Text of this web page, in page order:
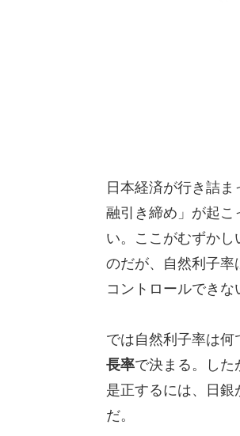
日本経済が行き詰
融引き締め」が起こ
い。ここがむずか
のだが、自然利子率
コントロールできな
では自然利子率は何
長率で決まる。した
是正するには、日
だ。